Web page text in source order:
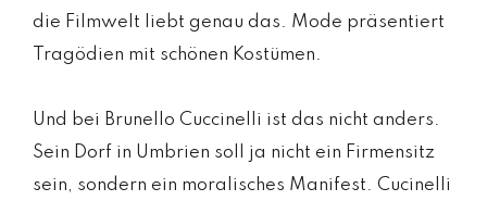
die Filmwelt liebt genau das. Mode präsentiert
Tragödien mit schönen Kostümen.
Und bei Brunello Cuccinelli ist das nicht anders.
Sein Dorf in Umbrien soll ja nicht ein Firmensitz
sein, sondern ein moralisches Manifest. Cucinelli